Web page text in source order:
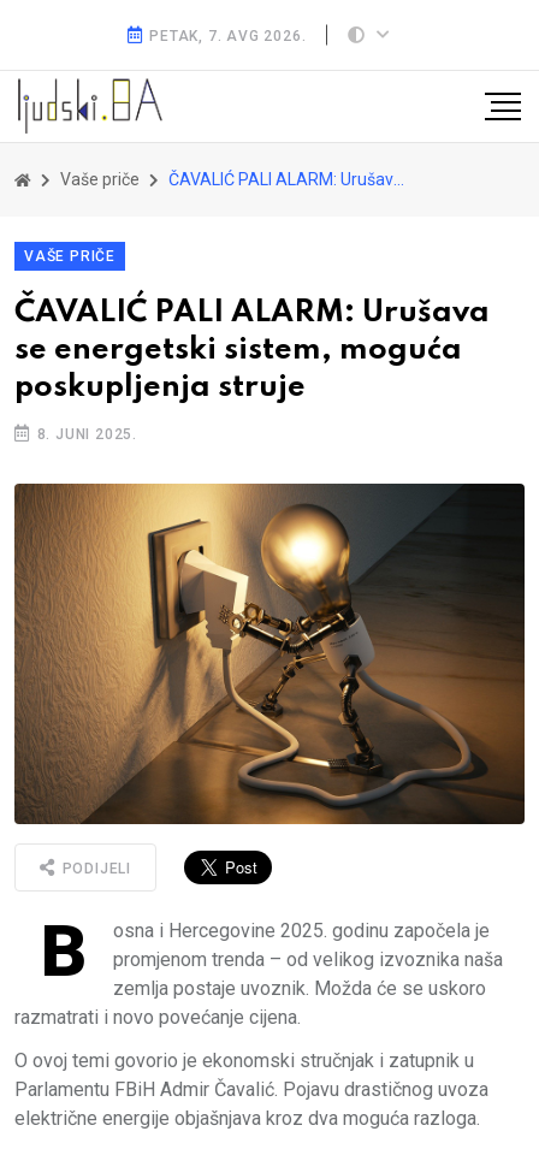
PETAK, 7. AVG 2026.
Vaše priče ČAVALIĆ PALI ALARM: Urušava se energetski sistem, moguća poskupljenja struje
VAŠE PRIČE
ČAVALIĆ PALI ALARM: Urušava
se energetski sistem, moguća
poskupljenja struje
8. JUNI 2025.
PODIJELI
B
osna i Hercegovine 2025. godinu započela je
promjenom trenda – od velikog izvoznika naša
zemlja postaje uvoznik. Možda će se uskoro
razmatrati i novo povećanje cijena.
O ovoj temi govorio je ekonomski stručnjak i zatupnik u
Parlamentu FBiH Admir Čavalić. Pojavu drastičnog uvoza
električne energije objašnjava kroz dva moguća razloga.